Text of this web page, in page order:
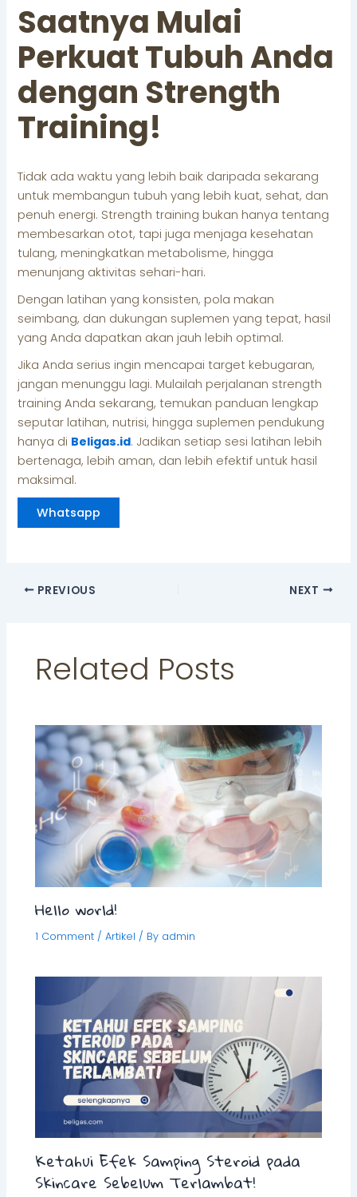
Saatnya Mulai
Perkuat Tubuh Anda
dengan Strength
Training!
Tidak ada waktu yang lebih baik daripada sekarang
untuk membangun tubuh yang lebih kuat, sehat, dan
penuh energi. Strength training bukan hanya tentang
membesarkan otot, tapi juga menjaga kesehatan
tulang, meningkatkan metabolisme, hingga
menunjang aktivitas sehari-hari.
Dengan latihan yang konsisten, pola makan
seimbang, dan dukungan suplemen yang tepat, hasil
yang Anda dapatkan akan jauh lebih optimal.
Jika Anda serius ingin mencapai target kebugaran,
jangan menunggu lagi. Mulailah perjalanan strength
training Anda sekarang, temukan panduan lengkap
seputar latihan, nutrisi, hingga suplemen pendukung
hanya di Beligas.id. Jadikan setiap sesi latihan lebih
bertenaga, lebih aman, dan lebih efektif untuk hasil
maksimal.
Whatsapp
PREVIOUS NEXT
Related Posts
Hello world!
1 Comment /Artikel / By admin
Ketahui Efek Samping Steroid pada
Skincare Sebelum Terlambat!